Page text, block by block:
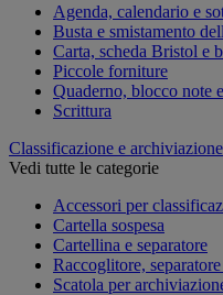
Agenda, calendario e
Busta e smistamento
Carta, scheda Bristol e
Piccole forniture
Quaderno, blocco note
Scrittura
Classificazione e archiviazione
Vedi tutte le categorie
Accessori per
Cartella sospesa
Cartellina e separatore
Raccoglitore, separatore
Scatola per